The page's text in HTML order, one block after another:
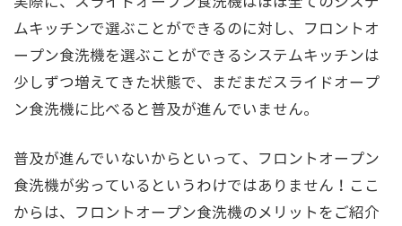
ムキッチンで選ぶことができるのに対し、フロントオ
ープン食洗機を選ぶことができるシステムキッチンは
少しずつ増えてきた状態で、まだまだスライドオープ
ン食洗機に比べると普及が進んでいません。
普及が進んでいないからといって、フロントオープン
食洗機が劣っているというわけではありません！ここ
からは、フロントオープン食洗機のメリットをご紹介